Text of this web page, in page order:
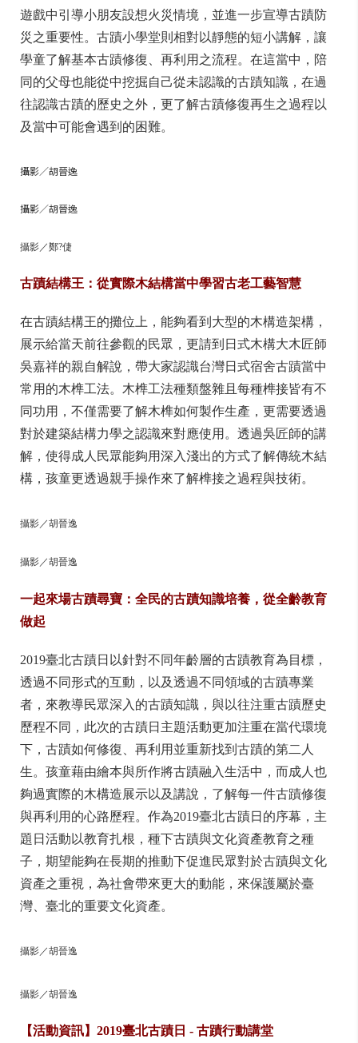
遊戲中引導小朋友設想火災情境，並進一步宣導古蹟防
災之重要性。古蹟小學堂則相對以靜態的短小講解，讓
學童了解基本古蹟修復、再利用之流程。在這當中，陪
同的父母也能從中挖掘自己從未認識的古蹟知識，在過
往認識古蹟的歷史之外，更了解古蹟修復再生之過程以
及當中可能會遇到的困難。
攝影／胡晉逸
攝影／胡晉逸
攝影／鄭?倢
古蹟結構王：從實際木結構當中學習古老工藝智慧
在古蹟結構王的攤位上，能夠看到大型的木構造架構，
展示給當天前往參觀的民眾，更請到日式木構大木匠師
吳嘉祥的親自解說，帶大家認識台灣日式宿舍古蹟當中
常用的木榫工法。木榫工法種類盤雜且每種榫接皆有不
同功用，不僅需要了解木榫如何製作生產，更需要透過
對於建築結構力學之認識來對應使用。透過吳匠師的講
解，使得成人民眾能夠用深入淺出的方式了解傳統木結
構，孩童更透過親手操作來了解榫接之過程與技術。
攝影／胡晉逸
攝影／胡晉逸
一起來場古蹟尋寶：全民的古蹟知識培養，從全齡教育
做起
2019臺北古蹟日以針對不同年齡層的古蹟教育為目標，
透過不同形式的互動，以及透過不同領域的古蹟專業
者，來教導民眾深入的古蹟知識，與以往注重古蹟歷史
歷程不同，此次的古蹟日主題活動更加注重在當代環境
下，古蹟如何修復、再利用並重新找到古蹟的第二人
生。孩童藉由繪本與所作將古蹟融入生活中，而成人也
夠過實際的木構造展示以及講說，了解每一件古蹟修復
與再利用的心路歷程。作為2019臺北古蹟日的序幕，主
題日活動以教育扎根，種下古蹟與文化資產教育之種
子，期望能夠在長期的推動下促進民眾對於古蹟與文化
資產之重視，為社會帶來更大的動能，來保護屬於臺
灣、臺北的重要文化資產。
攝影／胡晉逸
攝影／胡晉逸
【活動資訊】2019臺北古蹟日 - 古蹟行動講堂